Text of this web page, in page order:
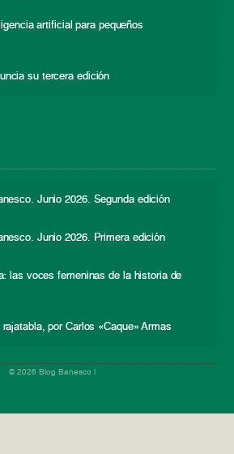
artificial para pequeños
su tercera edición
Junio 2026. Segunda edición
Junio 2026. Primera edición
las voces femeninas de la historia de
por Carlos «Caque» Armas
© 2026 Blog Banesco |